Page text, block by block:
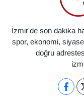
İzmir'de son dakika
spor, ekonomi,
doğru